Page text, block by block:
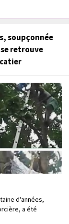
soupçonnée
retrouve
d'années,
a été